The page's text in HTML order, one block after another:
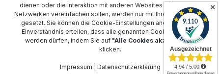
dienen oder die Interaktion mit anderen Websites und sozialen
Netzwerken vereinfachen sollen, werden nur mit Ihrer Zustimmung
gesetzt. Sie können die Cookie-Einstellungen ändern oder Ihr
Einverständnis erteilen, dass alle genannten Cookies gesetzt
werden dürfen, indem Sie auf "Alle Cookies akzeptieren"
klicken.
Impressum Datenschutzerklärung
✕